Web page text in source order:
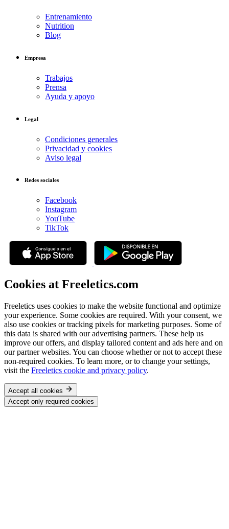
Entrenamiento
Nutrition
Blog
Empresa
Trabajos
Prensa
Ayuda y apoyo
Legal
Condiciones generales
Privacidad y cookies
Aviso legal
Redes sociales
Facebook
Instagram
YouTube
TikTok
Cookies at Freeletics.com
Freeletics uses cookies to make the website functional and optimize
your experience. Some cookies are required. With your consent, we
also use cookies or tracking pixels for marketing purposes. Some of
this data is shared with our advertising partners. These help us
improve our offers, and display tailored content and ads here and on
our partner websites. You can choose whether or not to accept these
non-required cookies. To learn more, or to change your settings,
visit the Freeletics cookie and privacy policy.
Accept all cookies
Accept only required cookies